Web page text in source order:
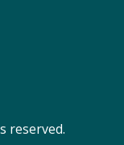
reserved.